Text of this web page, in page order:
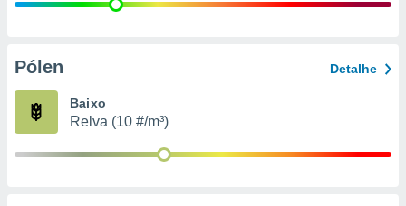
Pólen Detalhe
Baixo
Relva (10 #/m³)